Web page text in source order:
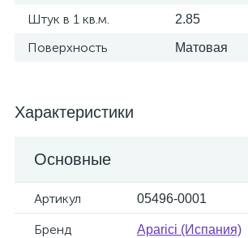
Штук в 1 кв.м. 2.85
Поверхность Матовая
Характеристики
Основные
Артикул 05496-0001
Бренд Aparici (Испания)